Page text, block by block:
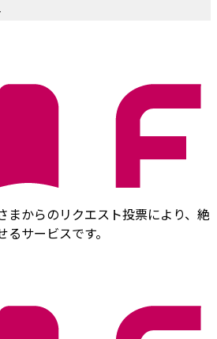
まからのリクエスト投票により、絶
サービスです。